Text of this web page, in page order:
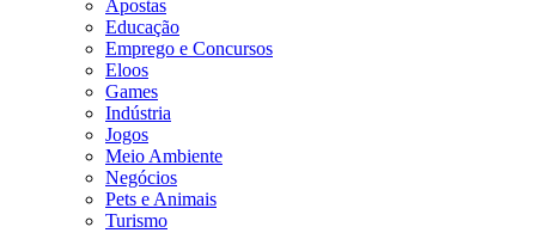
Apostas
Educação
Emprego e Concursos
Eloos
Games
Indústria
Jogos
Meio Ambiente
Negócios
Pets e Animais
Turismo